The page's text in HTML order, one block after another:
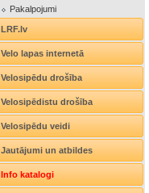
Pakalpojumi
LRF.lv
Velo lapas internetā
Velosipēdu drošība
Velosipēdistu drošība
Velosipēdu veidi
Jautājumi un atbildes
Info katalogi